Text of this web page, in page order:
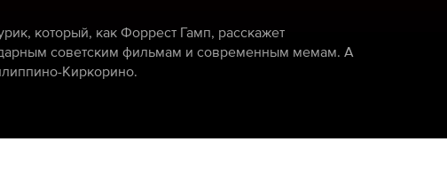
который, как Форрест Гамп, расскажет
советским фильмам и современным мемам. А
Киркорино.